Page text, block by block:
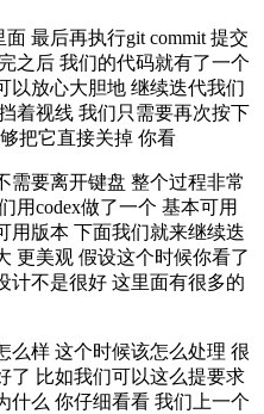
最后再执行git commit 提交
之后 我们的代码就有了一个
以放心大胆地 继续迭代我们
着视线 我们只需要再次按下
把它直接关掉 你看
需要离开键盘 整个过程非常
用codex做了一个 基本可用
用版本 下面我们就来继续迭
更美观 假设这个时候你看了
计不是很好 这里面有很多的
么样 这个时候该怎么处理 很
了 比如我们可以这么提要求
什么 你仔细看看 我们上一个